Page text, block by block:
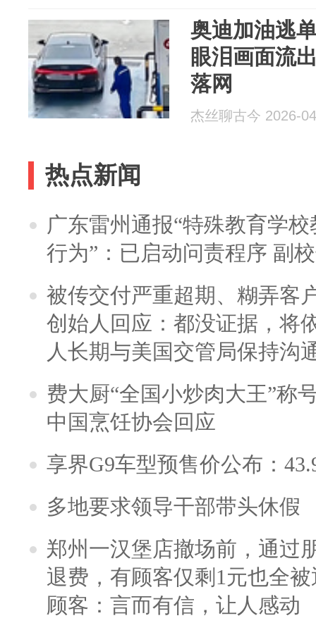
奥迪加油逃
眼泪画面流
落网
杰丝聊古今 2026-
热点新闻
广东雷州通报“特殊教育学
行为”：已启动问责程序 副
被传交付严重超期、糊弄客
创始人回应：都没证据，将
人长期与美国交管局保持沟
费大厨“全国小炒肉大王”称
中国烹饪协会回应
享界G9车型预售价公布：
多地要求领导干部带头休假
郑州一汉堡店撤场前，通过
退费，有顾客仅剩1元也全
顾客：言而有信，让人感动